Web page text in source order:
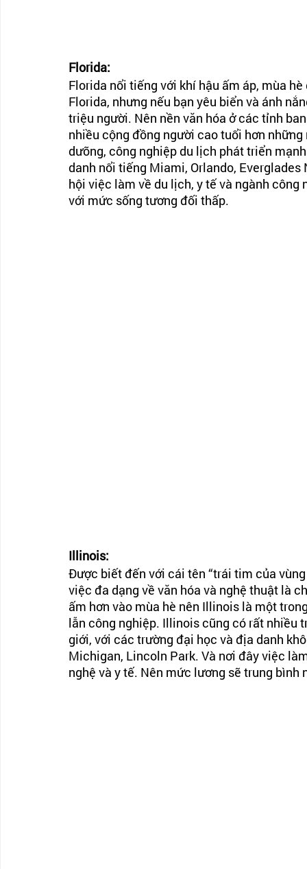
Florida:
Florida nổi tiếng với khí hậu ấm áp, mùa
Florida, nhưng nếu bạn yêu biển và ánh
triệu người. Nên nền văn hóa ở các tỉnh
nhiều cộng đồng người cao tuổi hơn
dưỡng, công nghiệp du lịch phát triển
danh nổi tiếng Miami, Orlando,
hội việc làm về du lịch, y tế và ngành
với mức sống tương đối thấp.
Illinois:
Được biết đến với cái tên “trái tim của
việc đa dạng về văn hóa và nghệ thuật là
ấm hơn vào mùa hè nên Illinois là một
lẫn công nghiệp. Illinois cũng có rất nhiều
giới, với các trường đại học và địa danh
Michigan, Lincoln Park. Và nơi đây việc
nghệ và y tế. Nên mức lương sẽ trung